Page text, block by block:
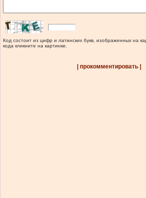
Код состоит из цифр и латинских букв, изображенных на
кода кликните на картинке.
| прокомментировать |